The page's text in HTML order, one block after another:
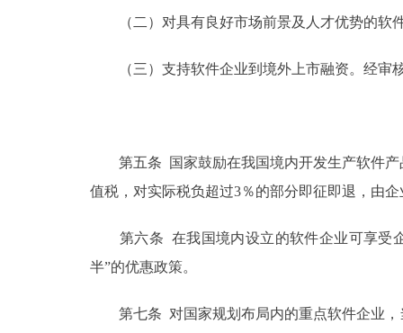
（二）对具有良好市场前景及人才优势的软
（三）支持软件企业到境外上市融资。经审
第五条 国家鼓励在我国境内开发生产软件产
值税，对实际税负超过3％的部分即征即退，由
第六条 在我国境内设立的软件企业可享受企
半”的优惠政策。
第七条 对国家规划布局内的重点软件企业，